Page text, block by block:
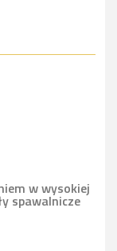
w wysokiej
spawalnicze